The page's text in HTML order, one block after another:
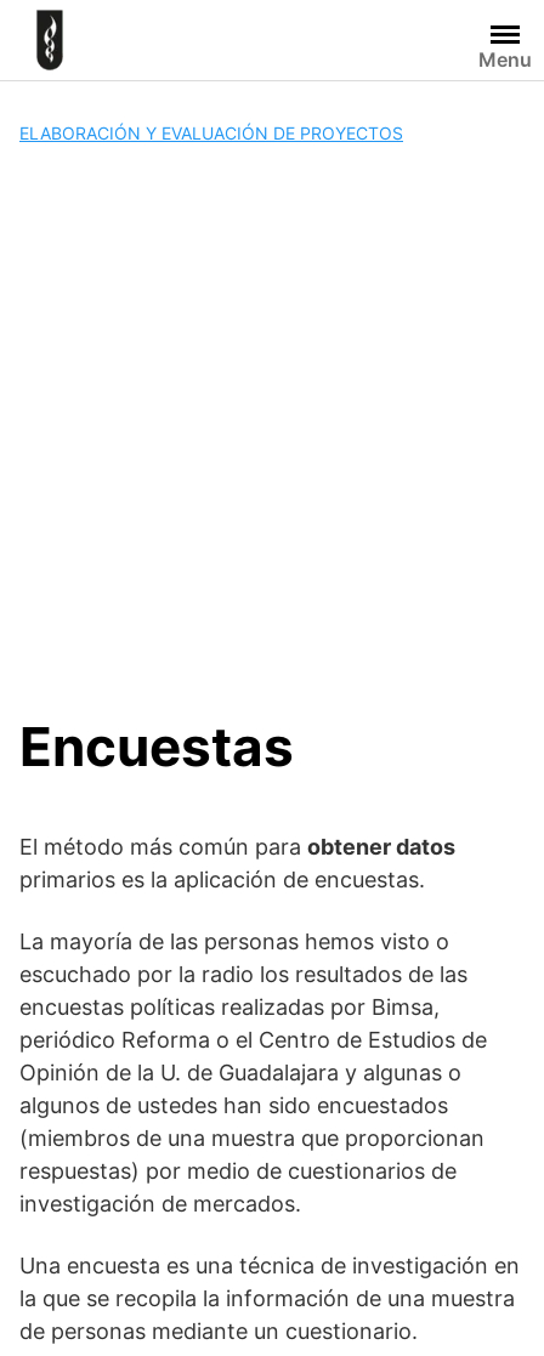
Skip
content
Menu
ELABORACIÓN Y EVALUACIÓN DE PROYECTOS
Encuestas
El método más común para obtener datos
primarios es la aplicación de encuestas.
La mayoría de las personas hemos visto o
escuchado por la radio los resultados de las
encuestas políticas realizadas por Bimsa,
periódico Reforma o el Centro de Estudios de
Opinión de la U. de Guadalajara y algunas o
algunos de ustedes han sido encuestados
(miembros de una muestra que proporcionan
respuestas) por medio de cuestionarios de
investigación de mercados.
Una encuesta es una técnica de investigación en
la que se recopila la información de una muestra
de personas mediante un cuestionario.